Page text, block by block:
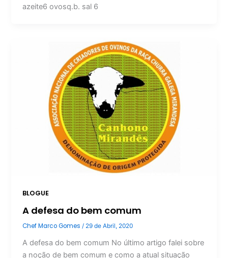
azeite6 ovosq.b. sal 6
BLOGUE
A defesa do bem comum
Chef Marco Gomes/ 29 de Abril, 2020
A defesa do bem comum No último artigo falei sobre
a noção de bem comum e como a atual situação